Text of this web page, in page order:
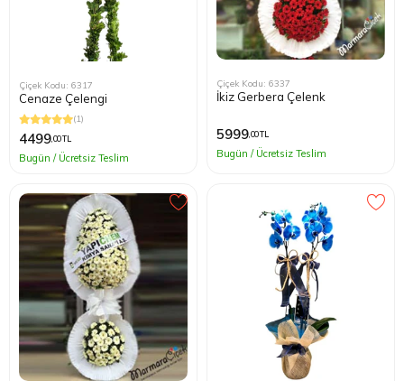
Çiçek Kodu: 6317
Cenaze Çelengi
(1)
4499,00 TL
Bugün / Ücretsiz Teslim
Çiçek Kodu: 6337
İkiz Gerbera Çelenk
5999,00 TL
Bugün / Ücretsiz Teslim